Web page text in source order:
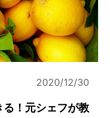
2020/12/30
！元シェフが教